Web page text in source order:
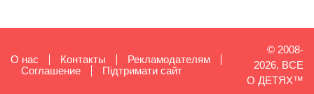
О нас Контакты
Рекламодателям
Cоглашение
Підтримати сайт
© 2008-
2026, ВСЕ
О ДЕТЯХ™